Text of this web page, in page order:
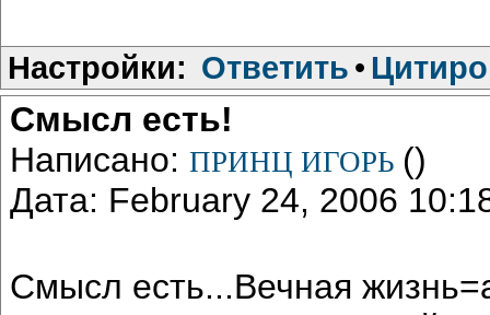
Настройки: Ответить •
Смысл есть!
Написано: ПРИНЦ ИГОРЬ ()
Дата: February 24, 2006
Смысл есть...Вечная